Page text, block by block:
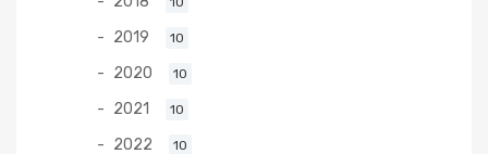
2019 10
2020 10
2021 10
2022 10